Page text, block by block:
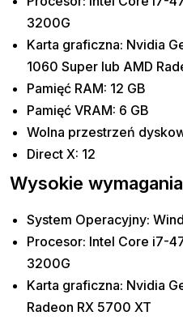
3200G
Karta graficzna: Nvidia
1060 Super lub AMD
Pamięć RAM: 12 GB
Pamięć VRAM: 6 GB
Wolna przestrzeń
Direct X: 12
Wysokie
System Operacyjny:
Procesor: Intel Core i7-
3200G
Karta graficzna: Nvidia
Radeon RX 5700 XT